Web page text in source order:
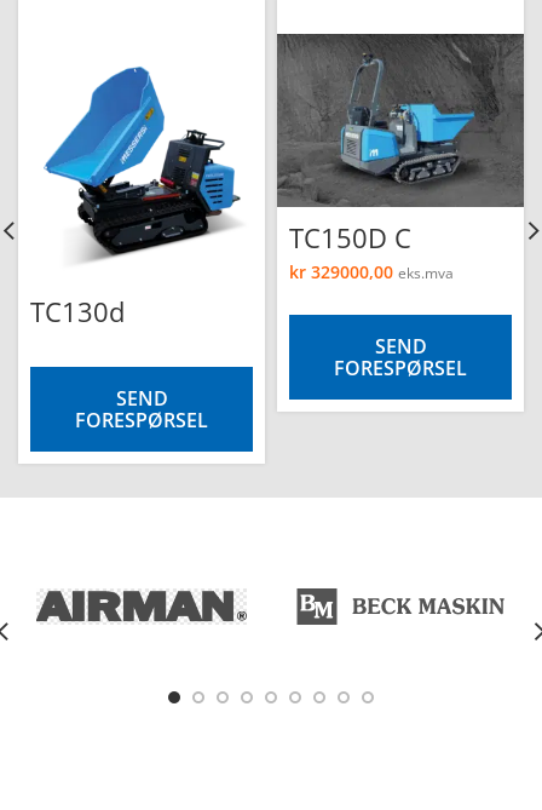
TC130d
SEND
FORESPØRSEL
TC150D C
kr 329000,00 eks.mva
SEND
FORESPØRSEL